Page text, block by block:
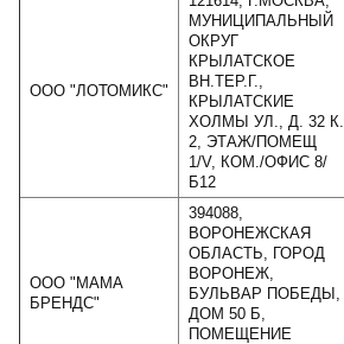
ООО "ЛОТОМИКС"
МУНИЦИПАЛЬНЫЙ
ОКРУГ
КРЫЛАТСКОЕ
ВН.ТЕР.Г.,
КРЫЛАТСКИЕ
ХОЛМЫ УЛ., Д. 32 К.
2, ЭТАЖ/ПОМЕЩ
1/V, КОМ./ОФИС 8/
Б12
ООО "МАМА
БРЕНДС"
394088,
ВОРОНЕЖСКАЯ
ОБЛАСТЬ, ГОРОД
ВОРОНЕЖ,
БУЛЬВАР ПОБЕДЫ,
ДОМ 50 Б,
ПОМЕЩЕНИЕ